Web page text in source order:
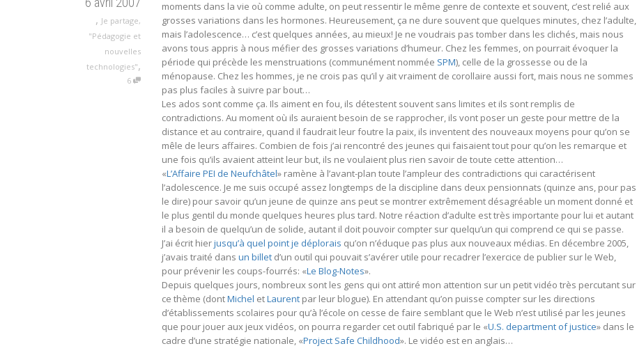
, Je partage,
"Pédagogie et
nouvelles
technologies",
6
moments dans la vie où comme adulte, on peut ressentir le même genre de contexte et souvent, c’est relié aux
grosses variations dans les hormones. Heureusement, ça ne dure souvent que quelques minutes, chez l’adulte,
mais l’adolescence… c’est quelques années, au mieux! Je ne voudrais pas tomber dans les clichés, mais nous
avons tous appris à nous méfier des grosses variations d’humeur. Chez les femmes, on pourrait évoquer la
période qui précède les menstruations (communément nommée SPM), celle de la grossesse ou de la
ménopause. Chez les hommes, je ne crois pas qu’il y ait vraiment de corollaire aussi fort, mais nous ne sommes
pas plus faciles à suivre par bout…
Les ados sont comme ça. Ils aiment en fou, ils détestent souvent sans limites et ils sont remplis de
contradictions. Au moment où ils auraient besoin de se rapprocher, ils vont poser un geste pour mettre de la
distance et au contraire, quand il faudrait leur foutre la paix, ils inventent des nouveaux moyens pour qu’on se
mêle de leurs affaires. Combien de fois j’ai rencontré des jeunes qui faisaient tout pour qu’on les remarque et
une fois qu’ils avaient atteint leur but, ils ne voulaient plus rien savoir de toute cette attention…
«L’Affaire PEI de Neufchâtel» ramène à l’avant-plan toute l’ampleur des contradictions qui caractérisent
l’adolescence. Je me suis occupé assez longtemps de la discipline dans deux pensionnats (quinze ans, pour pas
le dire) pour savoir qu’un jeune de quinze ans peut se montrer extrêmement désagréable un moment donné et
le plus gentil du monde quelques heures plus tard. Notre réaction d’adulte est très importante pour lui et autant
il a besoin de quelqu’un de solide, autant il doit pouvoir compter sur quelqu’un qui comprend ce qui se passe.
J’ai écrit hierjusqu’à quel point je déplorais qu’on n’éduque pas plus aux nouveaux médias. En décembre 2005,
j’avais traité dans un billet d’un outil qui pouvait s’avérer utile pour recadrer l’exercice de publier sur le Web,
pour prévenir les coups-fourrés: «Le Blog-Notes».
Depuis quelques jours, nombreux sont les gens qui ont attiré mon attention sur un petit vidéo très percutant sur
ce thème (dontMichel etLaurent par leur blogue). En attendant qu’on puisse compter sur les directions
d’établissements scolaires pour qu’à l’école on cesse de faire semblant que le Web n’est utilisé par les jeunes
que pour jouer aux jeux vidéos, on pourra regarder cet outil fabriqué par le «U.S. department of justice» dans le
cadre d’une stratégie nationale, «Project Safe Childhood». Le vidéo est en anglais…